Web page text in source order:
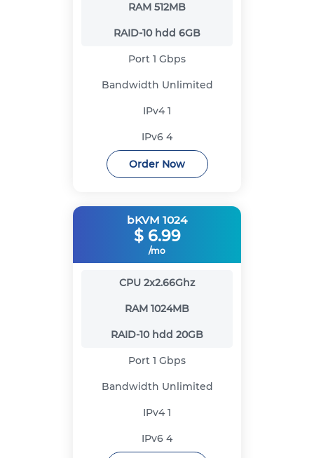
RAM 512MB
RAID-10 hdd 6GB
Port 1 Gbps
Bandwidth Unlimited
IPv41
IPv6 4
Order Now
bKVM 1024
$ 6.99
/mo
CPU 2x2.66Ghz
RAM 1024MB
RAID-10 hdd 20GB
Port 1 Gbps
Bandwidth Unlimited
IPv41
IPv6 4